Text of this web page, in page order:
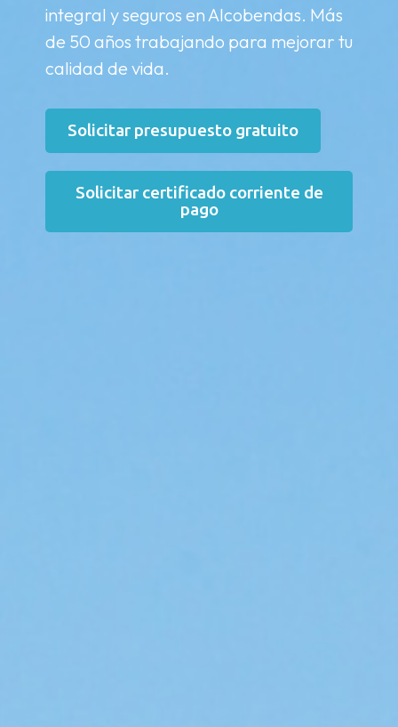
integral y seguros en Alcobendas. Más
de 50 años trabajando para mejorar tu
calidad de vida.
Solicitar presupuesto gratuito
Solicitar certificado corriente de
pago